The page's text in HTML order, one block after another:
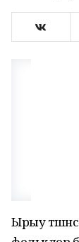
Ырыу